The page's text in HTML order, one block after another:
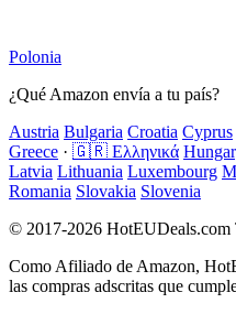
Polonia
¿Qué Amazon envía a tu país?
Austria Bulgaria Croatia Cyprus
Greece · 🇬🇷 Ελληνικά
Latvia Lithuania Luxembourg
Romania Slovakia Slovenia
© 2017-2026 HotEUDeals.com
Como Afiliado de Amazon,
las compras adscritas que